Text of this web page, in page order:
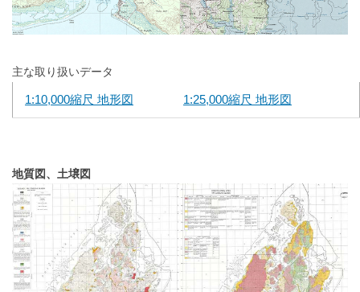
主な取り扱いデータ
1:10,000縮尺 地形図 1:25,000縮尺 地形図
地質図、土壌図